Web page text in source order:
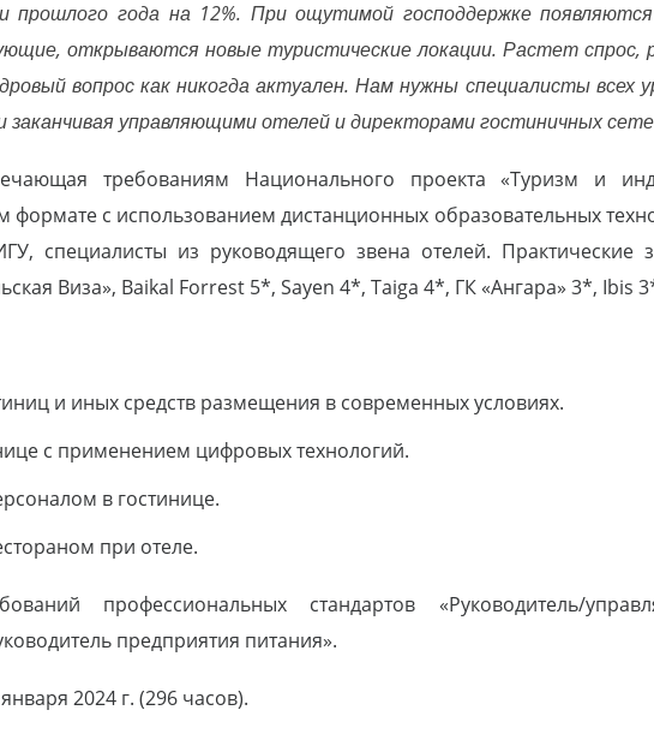
прошлого года на 12%. При ощутимой господдержке
открываются новые туристические локации. Растет спрос,
вопрос как никогда актуален. Нам нужны специалисты всех
управляющими отелей и директорами гостиничных
требованиям Национального проекта «Туризм и
формате с использованием дистанционных образовательных
специалисты из руководящего звена отелей. Практические
Виза», Baikal Forrest 5*, Sayen 4*, Taiga 4*, ГК «Ангара» 3*, Ibis
и иных средств размещения в современных условиях.
с применением цифровых технологий.
в гостинице.
при отеле.
профессиональных стандартов «Руководитель/
предприятия питания».
2024 г. (296 часов).